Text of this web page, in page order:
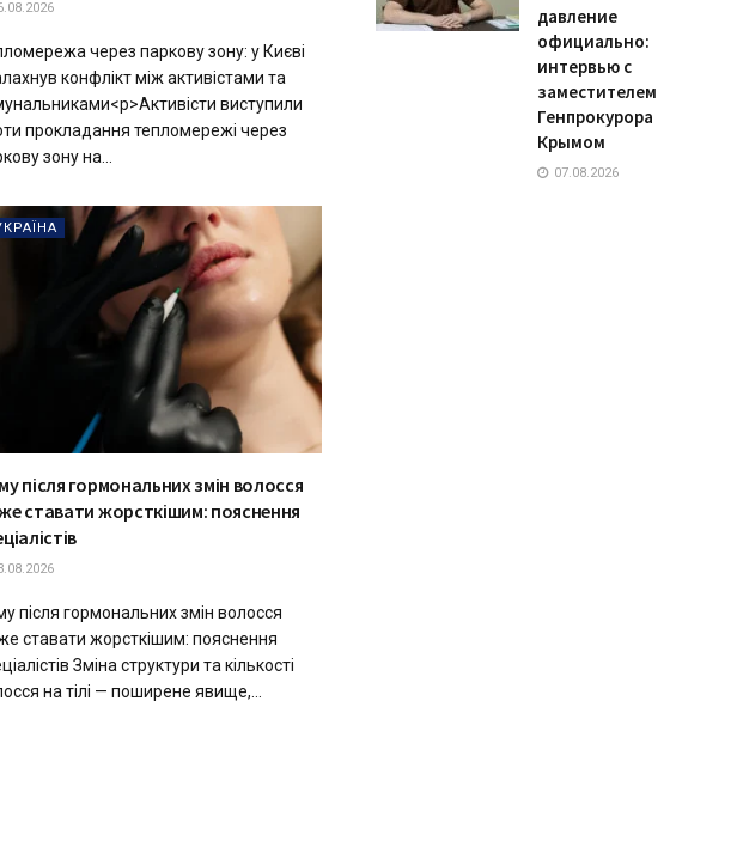
через паркову зону: у Києві
конфлікт між активістами та
виступили
прокладання тепломережі через
зону на...
після гормональних змін волосся
ставати жорсткішим: пояснення
після гормональних змін волосся
ставати жорсткішим: пояснення
Зміна структури та кількості
на тілі — поширене явище,...
давление
официально:
интервью с
заместителем
Генпрокурора
Крымом
07.08.2026